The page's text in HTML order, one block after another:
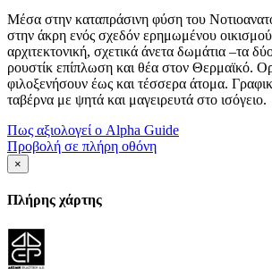
Μέσα στην καταπράσινη φύση του
στην άκρη ενός σχεδόν ερημωμένου
αρχιτεκτονική, σχετικά άνετα δωμάτια –τα
ρουστίκ επίπλωση και θέα στον Θερμαϊκό.
φιλοξενήσουν έως και τέσσερα άτομα.
ταβέρνα με ψητά και μαγειρευτά στο ισόγειο.
Πως αξιολογεί ο Alpha Guide
Προβολή σε πλήρη οθόνη
×
Πλήρης χάρτης